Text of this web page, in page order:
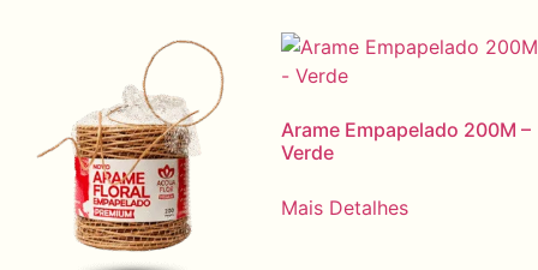
Arame Empapelado 200M –
Verde
Mais Detalhes